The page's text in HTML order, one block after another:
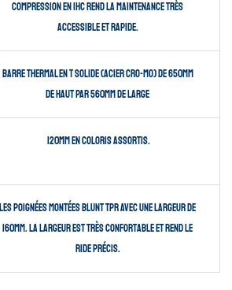
compression en IHC rend la maintenance très
accessible et rapide.
Barre thermal en T solide (acier cro-mo) de 650mm
de haut par 560mm de large
120mm en coloris assortis.
Les poignées montées Blunt TPR avec une largeur de
160mm. La largeur est très confortable et rend le
ride précis.